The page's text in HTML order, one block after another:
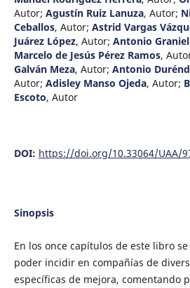
Autor; Agustín Ruiz Lanuza, Autor;
Ceballos, Autor; Astrid Vargas
Juárez López, Autor; Antonio
Marcelo de Jesús Pérez Ramos,
Galván Meza, Autor; Antonio
Autor; Adisley Manso Ojeda, Autor;
Escoto, Autor
DOI: https://doi.org/10.33064/UAA/
Sinopsis
En los once capítulos de este libro
poder incidir en compañías de
específicas de mejora, comentando